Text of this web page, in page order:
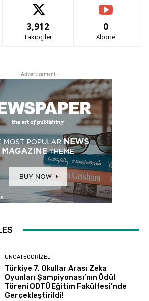
3,912
Takipçiler
0
Abone
- Advertisement -
UNCATEGORIZED
Türkiye 7. Okullar Arası Zeka
Oyunları Şampiyonası’nın Ödül
Töreni ODTÜ Eğitim Fakültesi’nde
Gerçekleştirildi!